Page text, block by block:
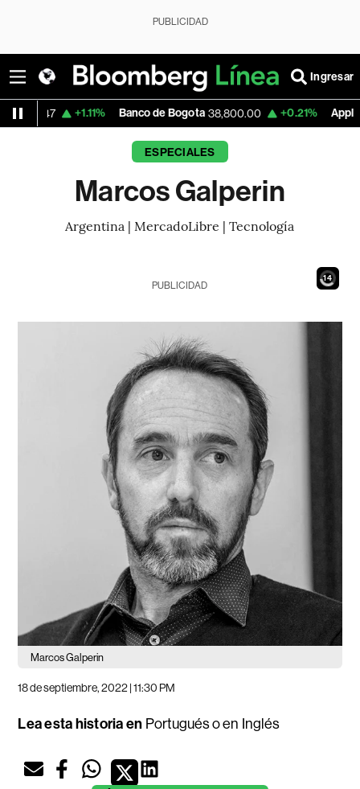
PUBLICIDAD
Ingresar
+1.11% Banco de Bogota 38,800.00 +0.21% Apple 303.27
ESPECIALES
Marcos Galperin
Argentina | MercadoLibre | Tecnología
13
PUBLICIDAD
Marcos Galperin
18 de septiembre, 2022 | 11:30 PM
Lea esta historia en Portuguéso en Inglés